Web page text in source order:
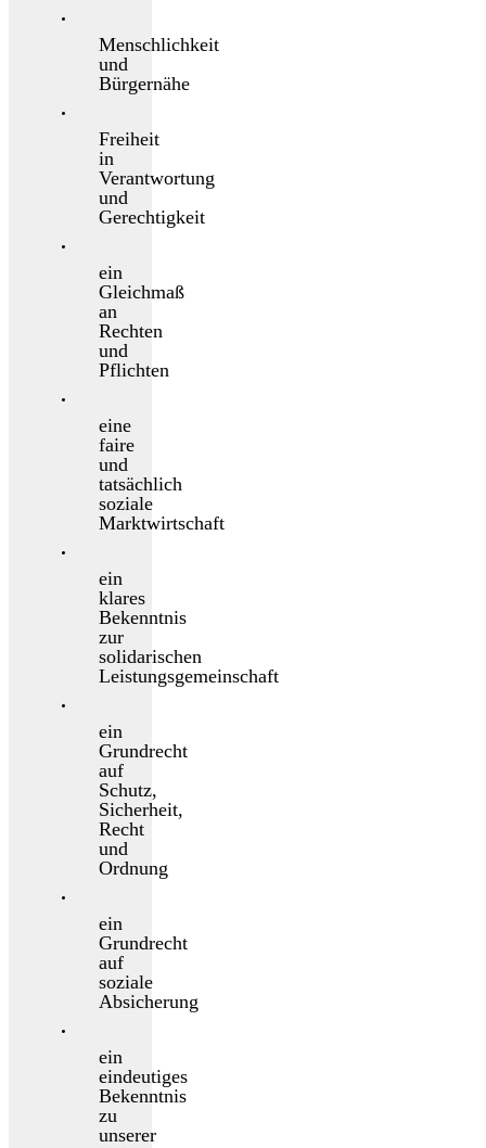
Menschlichkeit
und
Bürgernähe
Freiheit
in
Verantwortung
und
Gerechtigkeit
ein
Gleichmaß
an
Rechten
und
Pflichten
eine
faire
und
tatsächlich
soziale
Marktwirtschaft
ein
klares
Bekenntnis
zur
solidarischen
Leistungsgemeinschaft
ein
Grundrecht
auf
Schutz,
Sicherheit,
Recht
und
Ordnung
ein
Grundrecht
auf
soziale
Absicherung
ein
eindeutiges
Bekenntnis
zu
unserer